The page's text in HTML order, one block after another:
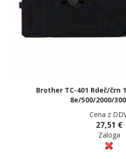
Brother TC-401 Rdeč/črn
8e/500/2000/
Cena z
27,51 €
Zaloga